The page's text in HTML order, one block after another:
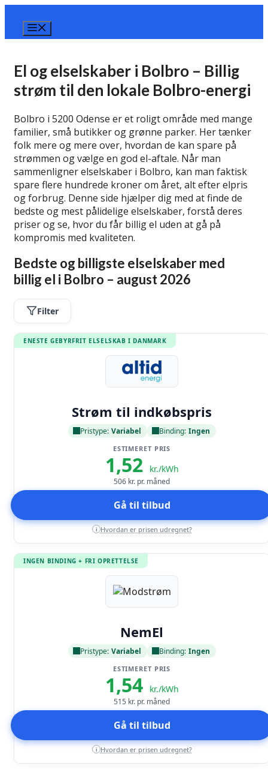
indhold
El og elselskaber i Bolbro – Billig
strøm til den lokale Bolbro-energi
Bolbro i 5200 Odense er et roligt område med mange
familier, små butikker og grønne parker. Her tænker
folk mere og mere over, hvordan de kan spare på
strømmen og vælge en god el-aftale. Når man
sammenligner elselskaber i Bolbro, kan man faktisk
spare flere hundrede kroner om året, alt efter elpris
og forbrug. Denne side hjælper dig med at finde de
bedste og mest pålidelige elselskaber, forstå deres
priser og se, hvor du får billig el uden at gå på
kompromis med kvaliteten.
Bedste og billigste elselskaber med
billig el i Bolbro – august 2026
Filter
ENESTE GEBYRFRIT ELSELSKAB I DANMARK
Strøm til indkøbspris
Pristype: Variabel Binding: Ingen
ESTIMERET PRIS
1,52 kr./kWh
506 kr. pr. måned
Gå til tilbud
i Hvordan er prisen udregnet?
INGEN BINDING + FRI OPRETTELSE
NemEl
Pristype: Variabel Binding: Ingen
ESTIMERET PRIS
1,54 kr./kWh
515 kr. pr. måned
Gå til tilbud
i Hvordan er prisen udregnet?